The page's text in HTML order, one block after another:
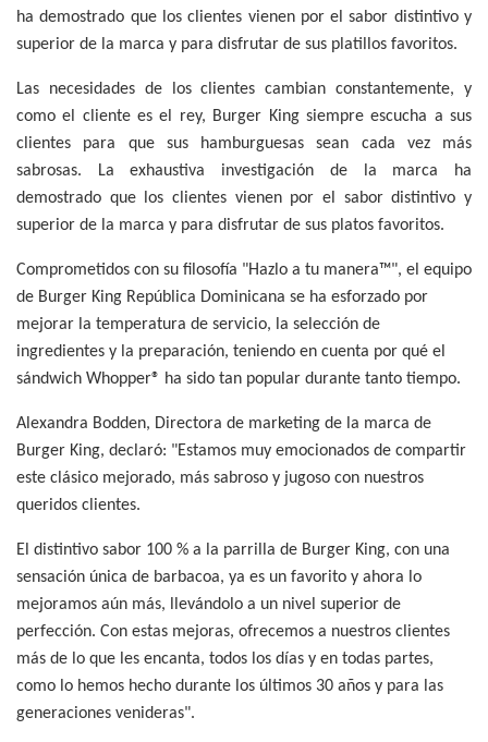
ha demostrado que los clientes vienen por el sabor distintivo y
superior de la marca y para disfrutar de sus platillos favoritos.
Las necesidades de los clientes cambian constantemente, y
como el cliente es el rey, Burger King siempre escucha a sus
clientes para que sus hamburguesas sean cada vez más
sabrosas. La exhaustiva investigación de la marca ha
demostrado que los clientes vienen por el sabor distintivo y
superior de la marca y para disfrutar de sus platos favoritos.
Comprometidos con su filosofía "Hazlo a tu manera™", el equipo
de Burger King República Dominicana se ha esforzado por
mejorar la temperatura de servicio, la selección de
ingredientes y la preparación, teniendo en cuenta por qué el
sándwich Whopper® ha sido tan popular durante tanto tiempo.
Alexandra Bodden, Directora de marketing de la marca de
Burger King, declaró: "Estamos muy emocionados de compartir
este clásico mejorado, más sabroso y jugoso con nuestros
queridos clientes.
El distintivo sabor 100 % a la parrilla de Burger King, con una
sensación única de barbacoa, ya es un favorito y ahora lo
mejoramos aún más, llevándolo a un nivel superior de
perfección. Con estas mejoras, ofrecemos a nuestros clientes
más de lo que les encanta, todos los días y en todas partes,
como lo hemos hecho durante los últimos 30 años y para las
generaciones venideras".